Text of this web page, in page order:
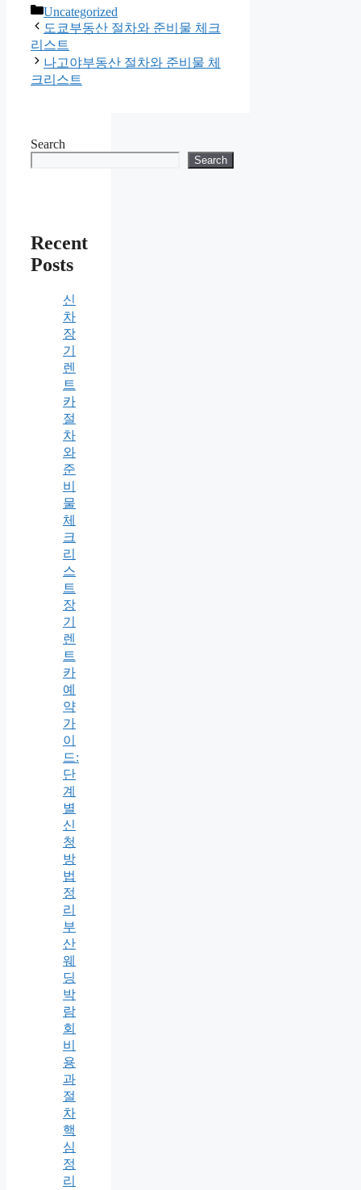
Categories
Uncategorized
도쿄부동산 절차와 준비물 체크
리스트
나고야부동산 절차와 준비물 체
크리스트
Search
Search
Recent
Posts
신
차
장
기
렌
트
카
절
차
와
준
비
물
체
크
리
스
트
장
기
렌
트
카
예
약
가
이
드:
단
계
별
신
청
방
법
정
리
부
산
웨
딩
박
람
회
비
용
과
절
차
핵
심
정
리